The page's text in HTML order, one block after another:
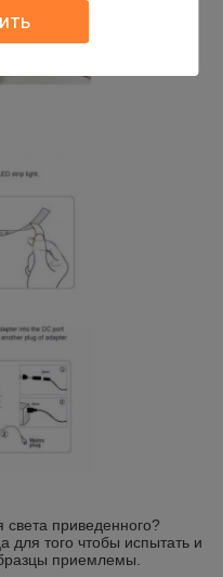
света приведенного?
для того чтобы испытать и
приемлемы.